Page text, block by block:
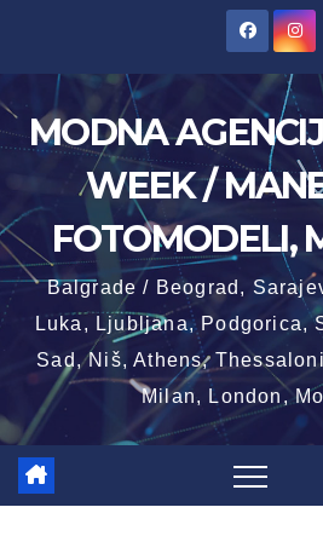
content
MODNA
WEEK /
FOTOMODELI,
Balgrade / Beograd,
Luka, Ljubljana, Podgorica,
Sad, Niš, Athens,
Milan, London,